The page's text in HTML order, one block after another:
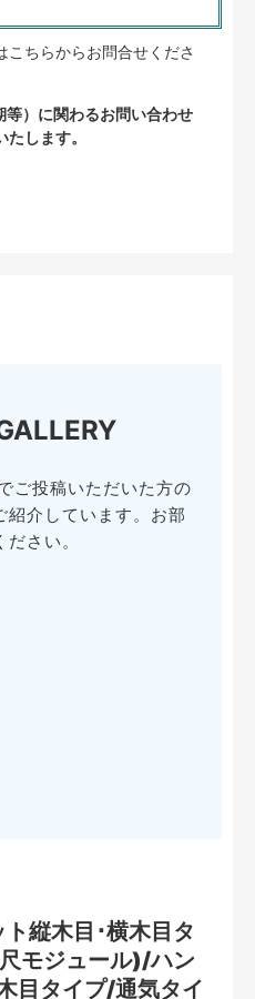
ちらからお問合せくださ
）に関わるお問い合わせ
たします。
ご投稿いただいた方の
紹介しています。お部
さい。
縦木目･横木目タ
モジュール)/ハン
目タイプ/通気タイ